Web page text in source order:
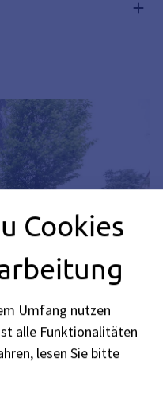
Cookies
Umfang nutzen
alle Funktionalitäten
lesen Sie bitte